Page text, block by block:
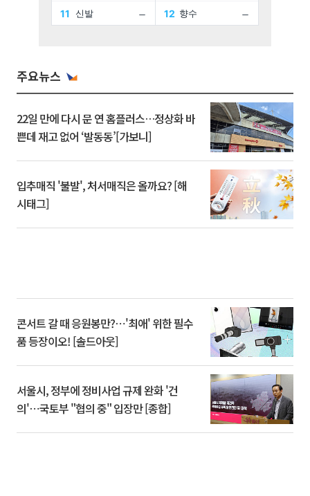
주요뉴스
22일 만에 다시 문 연 홈플러스…정상화 바
쁜데 재고 없어 ‘발동동’[가보니]
입추매직 '불발', 처서매직은 올까요? [해
시태그]
콘서트 갈 때 응원봉만?⋯'최애' 위한 필수
품 등장이오! [솔드아웃]
서울시, 정부에 정비사업 규제 완화 '건
의'⋯국토부 "협의 중" 입장만 [종합]